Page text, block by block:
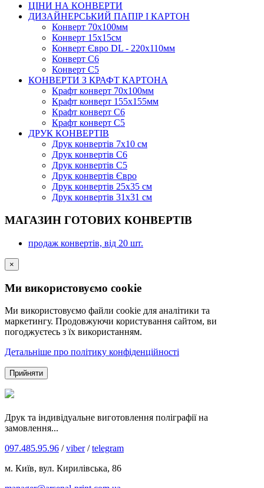
ЦІНИ НА КОНВЕРТИ
ДИЗАЙНЕРСЬКИЙ ПАПІР І КАРТОН
Конверт 70х100мм
Конверт 15х15см
Конверт Євро DL - 220x110мм
Конверт С6
Конверт С5
КОНВЕРТИ З КРАФТ КАРТОНА
Крафт конверт 70х100мм
Крафт конверт 155х155мм
Крафт конверт С6
Крафт конверт С5
ДРУК КОНВЕРТІВ
Друк конвертів 7х10 см
Друк конвертів С6
Друк конвертів С5
Друк конвертів Євро
Друк конвертів 25х35 см
Друк конвертів 31х31 см
МАГАЗИН ГОТОВИХ КОНВЕРТІВ
продаж конвертів, від 20 шт.
×
Ми використовуємо cookie
Ми використовуємо файли cookie для аналітики та
маркетингу. Продовжуючи користування сайтом, ви
погоджуєтесь з їх використанням.
Детальніше про політику конфіденційності
Прийняти
Друк та індивідуальне виготовлення поліграфії на
замовлення...
097.485.95.96 /viber/telegram
м. Київ, вул. Кирилівська, 86